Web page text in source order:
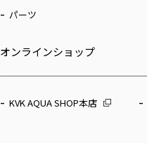
パーツ
オンラインショップ
KVK AQUA SHOP本店